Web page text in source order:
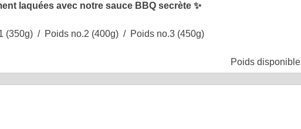
laquées avec notre sauce BBQ secrète ✨
(350g) / Poids no.2 (400g) / Poids no.3 (450g)
Poids disponible